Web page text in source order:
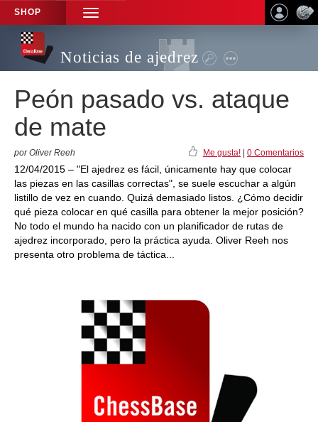
SHOP
TOGGLE
NAVIGATION
Noticias de ajedrez
Peón pasado vs. ataque
de mate
por Oliver Reeh Me gusta! 0 Comentarios
12/04/2015 – "El ajedrez es fácil, únicamente hay que colocar
las piezas en las casillas correctas", se suele escuchar a algún
listillo de vez en cuando. Quizá demasiado listos. ¿Cómo decidir
qué pieza colocar en qué casilla para obtener la mejor posición?
No todo el mundo ha nacido con un planificador de rutas de
ajedrez incorporado, pero la práctica ayuda. Oliver Reeh nos
presenta otro problema de táctica...